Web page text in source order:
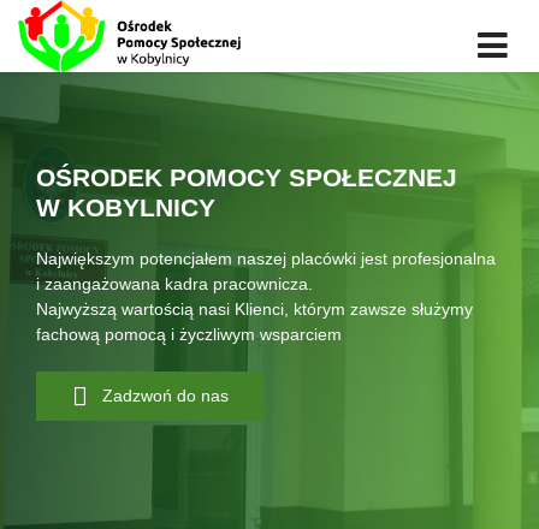
OŚRODEK POMOCY SPOŁECZNEJ
W KOBYLNICY
Największym potencjałem naszej placówki jest profesjonalna
i zaangażowana kadra pracownicza.
Najwyższą wartością nasi Klienci, którym zawsze służymy
fachową pomocą i życzliwym wsparciem
Zadzwoń do nas